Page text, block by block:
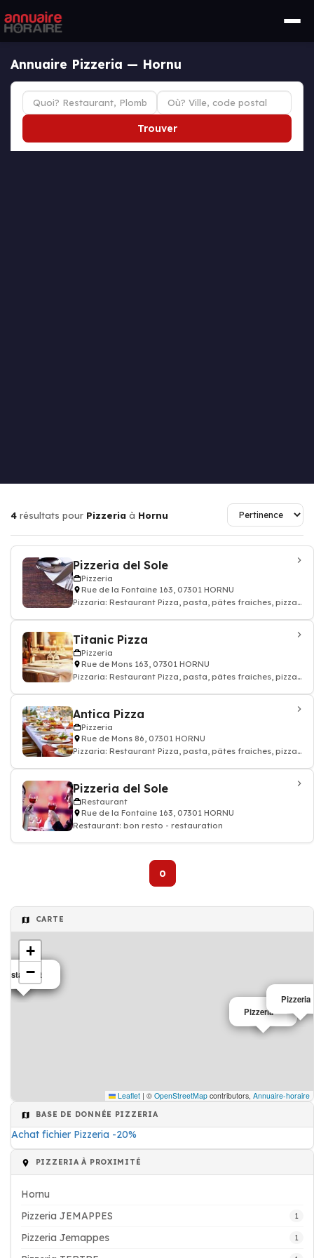
Annuaire Pizzeria — Hornu
Trouver
4 résultats pour Pizzeria à Hornu
Pizzeria del Sole
Pizzeria
Rue de la Fontaine 163, 07301 HORNU
Pizzaria: Restaurant Pizza, pasta, pâtes fraiches, pizza
Titanic Pizza
Pizzeria
Rue de Mons 163, 07301 HORNU
Pizzaria: Restaurant Pizza, pasta, pâtes fraiches, pizza
Antica Pizza
Pizzeria
Rue de Mons 86, 07301 HORNU
Pizzaria: Restaurant Pizza, pasta, pâtes fraiches, pizza
Pizzeria del Sole
Restaurant
Rue de la Fontaine 163, 07301 HORNU
Restaurant: bon resto - restauration
0
CARTE
Pizzeria
Pizzeria
Pizzeria
Restaurant
+
−
Leaflet | © OpenStreetMap contributors, Annuaire-horaire
BASE DE DONNÉE PIZZERIA
Achat fichier Pizzeria -20%
PIZZERIA À PROXIMITÉ
Hornu
Pizzeria JEMAPPES
1
Pizzeria Jemappes 1